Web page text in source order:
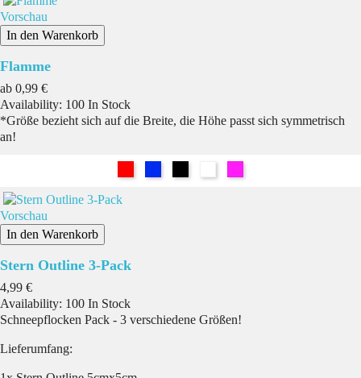
Vorschau
In den Warenkorb
Flamme
ab Preis
0,99 €
Availability: 100 In Stock
*Größe bezieht sich auf die Breite, die Höhe passt sich symmetrisch
an!
Vorschau
In den Warenkorb
Stern Outline 3-Pack
Preis
4,99 €
Availability: 100 In Stock
Schneepflocken Pack - 3 verschiedene Größen!
Lieferumfang: